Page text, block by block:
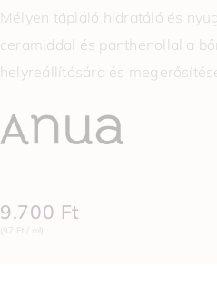
Mélyen tápláló hidratáló és
ceramiddal és panthenollal a
helyreállítására és
9.700 Ft
(97 Ft / ml)